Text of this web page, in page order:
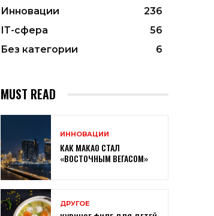
Инновации
236
ІТ-сфера
56
Без категории
6
MUST READ
ИННОВАЦИИ
КАК МАКАО СТАЛ
«ВОСТОЧНЫМ ВЕГАСОМ»
ДРУГОЕ